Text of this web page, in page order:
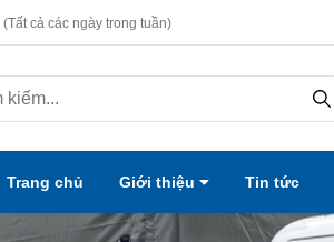
cả các ngày trong tuần)
Trang chủ Giới thiệu Tin tức